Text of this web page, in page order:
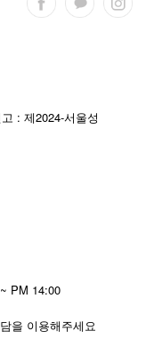
: 제2024-서울성
PM 14:00
을 이용해주세요